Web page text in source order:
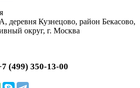
деревня Кузнецово, район Бекасово,
округ, г. Москва
(499) 350-13-00